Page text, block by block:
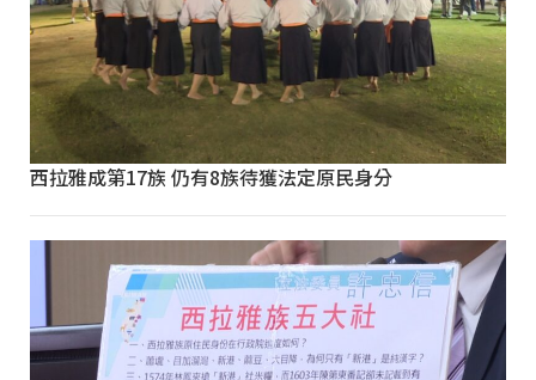
西拉雅成第17族 仍有8族待獲法定原民身分